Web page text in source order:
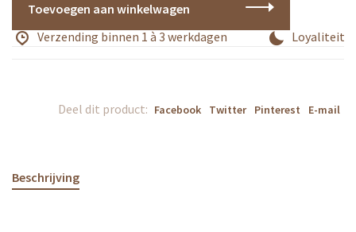
Toevoegen aan winkelwagen
Verzending binnen 1 à 3 werkdagen
Deel dit product: Facebook Twitter Pinterest E-mail
Beschrijving